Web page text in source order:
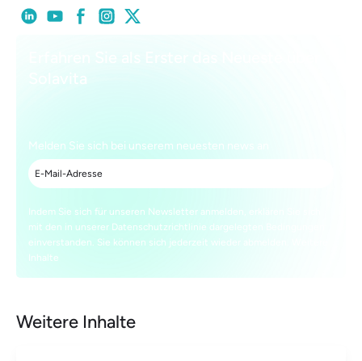
Solavita
Melden Sie sich bei unserem neuesten news an
Indem Sie sich für unseren Newsletter anmelden, erklären Sie sich
mit den in unserer Datenschutzrichtlinie dargelegten Bedingungen
einverstanden. Sie können sich jederzeit wieder abmelden. Weitere
Inhalte
Weitere Inhalte